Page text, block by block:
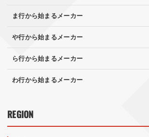
ま行から始まるメーカー
や行から始まるメーカー
ら行から始まるメーカー
わ行から始まるメーカー
REGION